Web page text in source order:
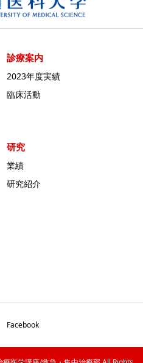
診療案内
2023年度実績
臨床活動
研究
業績
研究紹介
Facebook